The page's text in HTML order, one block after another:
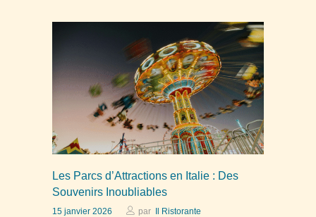
Les Parcs d’Attractions en Italie : Des
Souvenirs Inoubliables
15 janvier 2026 par Il Ristorante